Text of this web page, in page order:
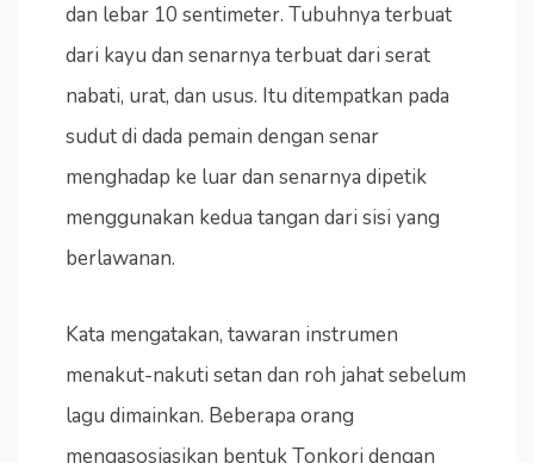
dan lebar 10 sentimeter. Tubuhnya terbuat
dari kayu dan senarnya terbuat dari serat
nabati, urat, dan usus. Itu ditempatkan pada
sudut di dada pemain dengan senar
menghadap ke luar dan senarnya dipetik
menggunakan kedua tangan dari sisi yang
berlawanan.
Kata mengatakan, tawaran instrumen
menakut-nakuti setan dan roh jahat sebelum
lagu dimainkan. Beberapa orang
mengasosiasikan bentuk Tonkori dengan